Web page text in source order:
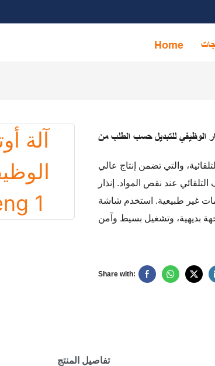
Home
والتي تضمن إنتاج عالي
عند نقص المواد. إنذار
غير طبيعية. استخدم شاشة
Share with:
تفاصيل المنتج